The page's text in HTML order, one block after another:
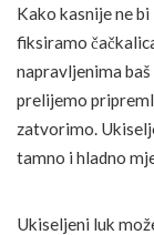
Kako kasnije ne
fiksiramo
napravljenima
prelijemo
zatvorimo.
tamno i hladno
Ukiseljeni luk